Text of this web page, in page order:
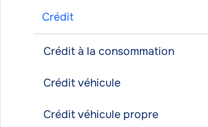
Crédit
Crédit à la consommation
Crédit véhicule
Crédit véhicule propre